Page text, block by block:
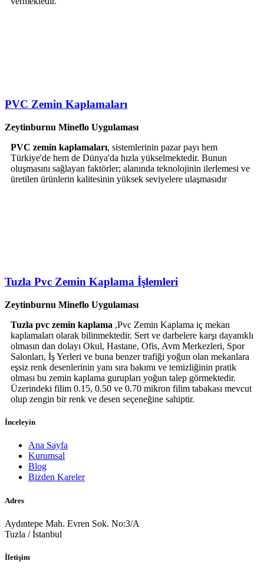
PVC Zemin Kaplamaları
Zeytinburnu Mineflo Uygulaması
PVC zemin kaplamaları, sistemlerinin pazar payı hem
Türkiye'de hem de Dünya'da hızla yükselmektedir. Bunun
oluşmasını sağlayan faktörler; alanında teknolojinin ilerlemesi ve
üretilen ürünlerin kalitesinin yüksek seviyelere ulaşmasıdır
Tuzla Pvc Zemin Kaplama İşlemleri
Zeytinburnu Mineflo Uygulaması
Tuzla pvc zemin kaplama ,Pvc Zemin Kaplama iç mekan
kaplamaları olarak bilinmektedir. Sert ve darbelere karşı dayanıklı
olmasın dan dolayı Okul, Hastane, Ofis, Avm Merkezleri, Spor
Salonları, İş Yerleri ve buna benzer trafiği yoğun olan mekanlara
eşsiz renk desenlerinin yanı sıra bakımı ve temizliğinin pratik
olması bu zemin kaplama gurupları yoğun talep görmektedir.
Üzerindeki filim 0.15, 0.50 ve 0.70 mikron filim tabakası mevcut
olup zengin bir renk ve desen seçeneğine sahiptir.
İnceleyin
Ana Sayfa
Kurumsal
Blog
Bizden Kareler
Adres
Aydıntepe Mah. Evren Sok. No:3/A
Tuzla / İstanbul
İletişim